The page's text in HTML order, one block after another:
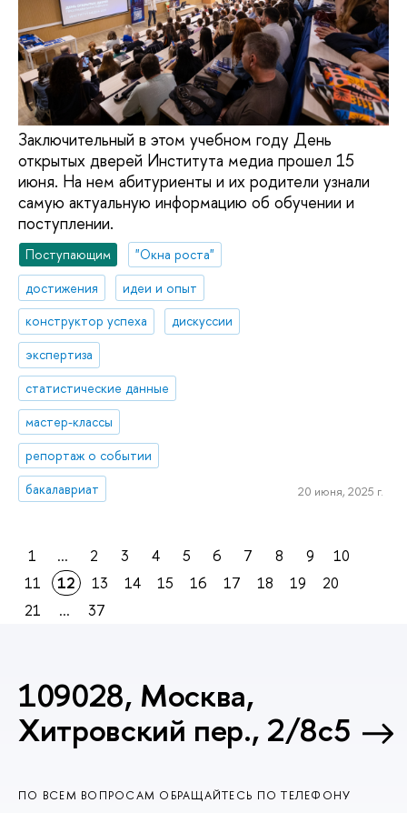
Заключительный в этом учебном году День
открытых дверей Института медиа прошел 15
июня. На нем абитуриенты и их родители узнали
самую актуальную информацию об обучении и
поступлении.
Поступающим
"Окна роста"
достижения
идеи и опыт
конструктор успеха
дискуссии
экспертиза
статистические данные
мастер-классы
репортаж о событии
бакалавриат
20 июня, 2025 г.
1 ... 2 3 4 5 6 7 8 9
10
11
12 13 14 15 16 17 18 19
20
21
... 37
109028, Москва,
Хитровский пер., 2/8с5
ПО ВСЕМ ВОПРОСАМ ОБРАЩАЙТЕСЬ ПО ТЕЛЕФОНУ